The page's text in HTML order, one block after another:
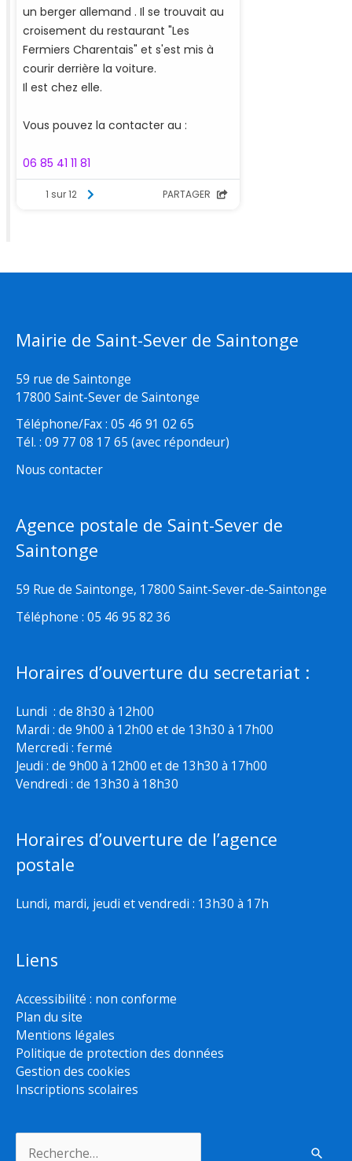
Mairie de Saint-Sever de Saintonge
59 rue de Saintonge
17800 Saint-Sever de Saintonge
Téléphone/Fax : 05 46 91 02 65
Tél. : 09 77 08 17 65 (avec répondeur)
Nous contacter
Agence postale de Saint-Sever de
Saintonge
59 Rue de Saintonge, 17800 Saint-Sever-de-Saintonge
Téléphone : 05 46 95 82 36
Horaires d’ouverture du secretariat :
Lundi : de 8h30 à 12h00
Mardi : de 9h00 à 12h00 et de 13h30 à 17h00
Mercredi : fermé
Jeudi : de 9h00 à 12h00 et de 13h30 à 17h00
Vendredi : de 13h30 à 18h30
Horaires d’ouverture de l’agence
postale
Lundi, mardi, jeudi et vendredi : 13h30 à 17h
Liens
Accessibilité : non conforme
Plan du site
Mentions légales
Politique de protection des données
Gestion des cookies
Inscriptions scolaires